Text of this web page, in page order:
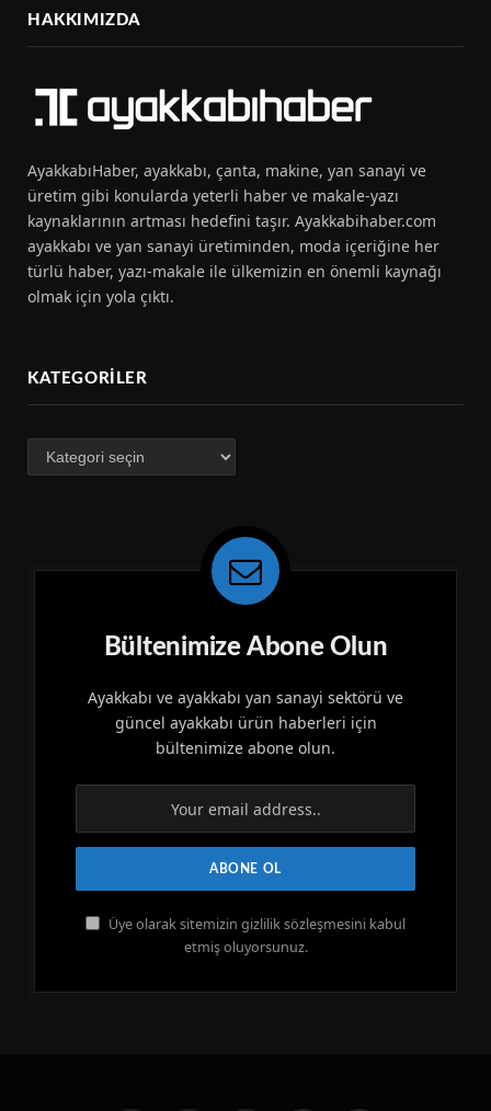
HAKKIMIZDA
AyakkabıHaber, ayakkabı, çanta, makine, yan sanayi ve
üretim gibi konularda yeterli haber ve makale-yazı
kaynaklarının artması hedefini taşır. Ayakkabihaber.com
ayakkabı ve yan sanayi üretiminden, moda içeriğine her
türlü haber, yazı-makale ile ülkemizin en önemli kaynağı
olmak için yola çıktı.
KATEGORILER
Kategoriler
Bültenimize Abone Olun
Ayakkabı ve ayakkabı yan sanayi sektörü ve
güncel ayakkabı ürün haberleri için
bültenimize abone olun.
Üye olarak sitemizin gizlilik sözleşmesini kabul
etmiş oluyorsunuz.